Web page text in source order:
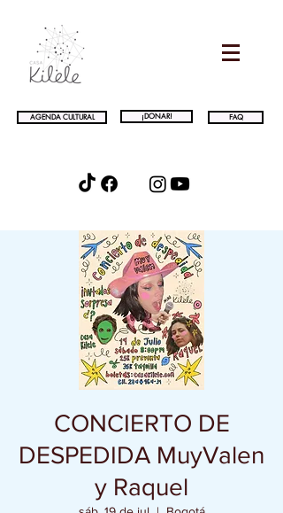
AGENDA CULTURAL ¡DONAR! FAQ
CONCIERTO DE
DESPEDIDA MuyValen
y Raquel